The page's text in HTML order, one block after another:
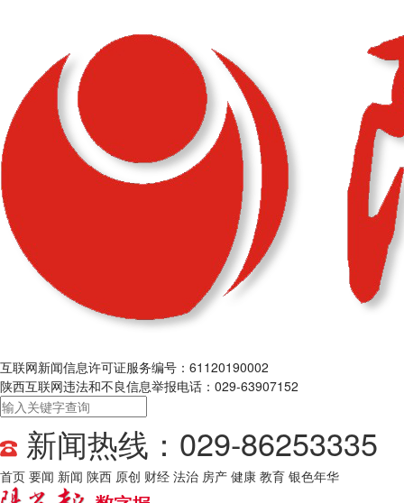
互联网新闻信息许可证服务编号：61120190002
陕西互联网违法和不良信息举报电话：029-63907152
新闻热线：029-86253335
首页 要闻 新闻 陕西 原创 财经 法治 房产 健康 教育 银色年华